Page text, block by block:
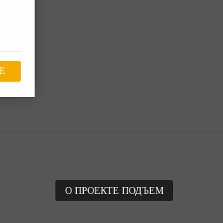
О ПРОЕКТЕ ПОДЪЕМ